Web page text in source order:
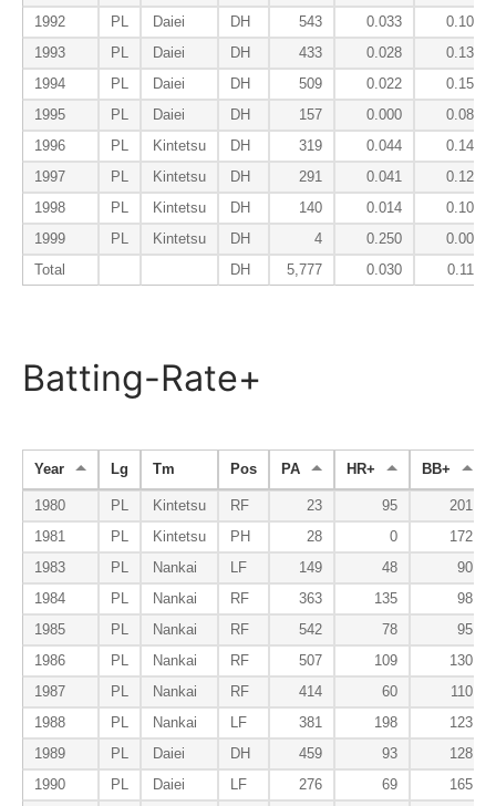
1992
PL Daiei DH 543 0.033
0.105
1993
PL Daiei DH 433 0.028
0.132
1994
PL Daiei DH 509 0.022
0.151
1995
PL Daiei DH 157 0.000
0.089
1996
PL Kintetsu DH 319 0.044
0.147
1997
PL Kintetsu DH 291 0.041
0.120
1998
PL Kintetsu DH 140 0.014
0.107
1999
PL Kintetsu DH 4 0.250
0.000
Total
DH 5,777 0.030 0.113
Batting-Rate+
Year Lg Tm Pos PA HR+ BB+
1980 PL Kintetsu RF 23 95
201
1981
PL Kintetsu PH 28 0
172
1983
PL Nankai LF 149 48
90
1984
PL Nankai RF 363 135
98
1985
PL Nankai RF 542 78
95
1986
PL Nankai RF 507 109
130
1987
PL Nankai RF 414 60
110
1988
PL Nankai LF 381 198
123
1989
PL Daiei DH 459 93
128
1990
PL Daiei LF 276 69
165